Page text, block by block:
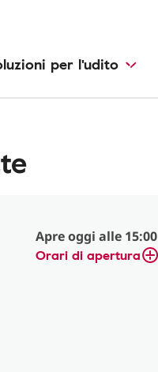
per l'udito
Apre oggi alle 15:00
Orari di apertura